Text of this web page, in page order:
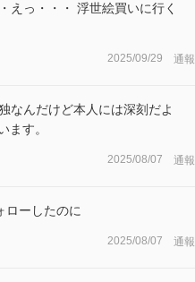
えっ・・・ 浮世絵買いに行く
2025/09/29 通報
なんだけど本人には深刻だよ
ます。
2025/08/07 通報
ローしたのに
2025/08/07 通報